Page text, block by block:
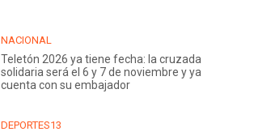
NACIONAL
Teletón 2026 ya tiene fecha: la cruzada
solidaria será el 6 y 7 de noviembre y ya
cuenta con su embajador
DEPORTES13